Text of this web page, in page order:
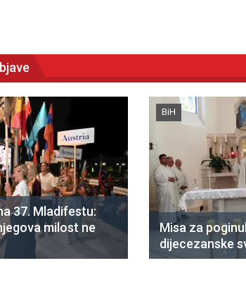
37. Mladifestu:
milost ne
BiH
Misa za
dijecezanske